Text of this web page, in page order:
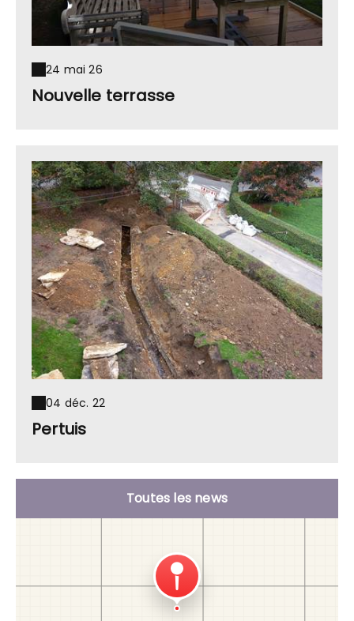
24 mai 26
Nouvelle terrasse
04 déc. 22
Pertuis
Toutes les news